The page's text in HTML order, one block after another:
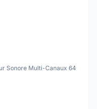
Sonore Multi-Canaux 64